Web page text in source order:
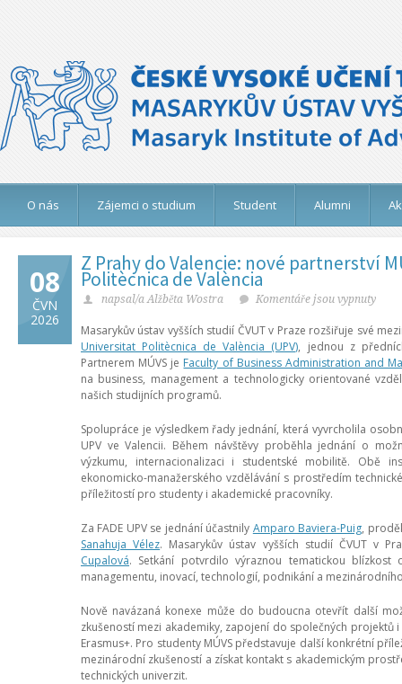
O nás Zájemci o studium Student Alumni
08
ČVN
2026
Z Prahy do Valencie: nové partnerství
Politècnica de València
napsal/a Alžběta Wostra Komentáře jsou vypnuty
Masarykův ústav vyšších studií ČVUT v Praze rozšiřuje své
Universitat Politècnica de València (UPV), jednou z
Partnerem MÚVS je Faculty of Business Administration and
na business, management a technologicky orientované
našich studijních programů.
Spolupráce je výsledkem řady jednání, která vyvrcholila
UPV ve Valencii. Během návštěvy proběhla jednání o
výzkumu, internacionalizaci i studentské mobilitě. Obě
ekonomicko-manažerského vzdělávání s prostředím
příležitostí pro studenty i akademické pracovníky.
Za FADE UPV se jednání účastnily Amparo Baviera-Puig,
Sanahuja Vélez. Masarykův ústav vyšších studií ČVUT v
Cupalová. Setkání potvrdilo výraznou tematickou blízkost
managementu, inovací, technologií, podnikání a
Nově navázaná konexe může do budoucna otevřít další
zkušeností mezi akademiky, zapojení do společných
Erasmus+. Pro studenty MÚVS představuje další konkrétní
mezinárodní zkušeností a získat kontakt s akademickým
technických univerzit.